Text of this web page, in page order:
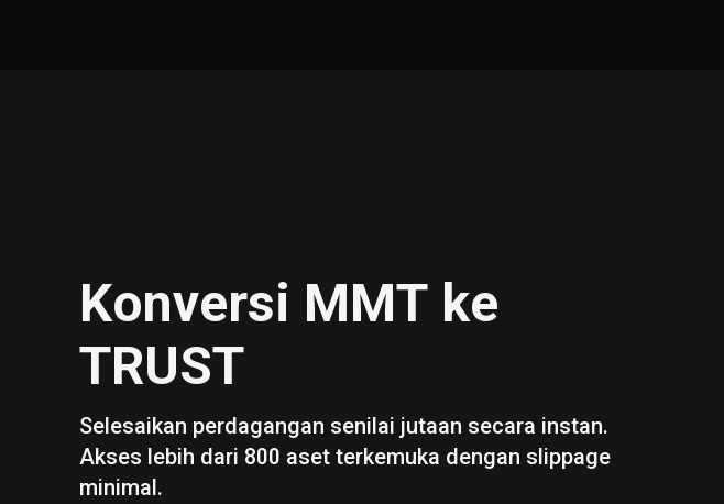
Konversi MMT ke
TRUST
Selesaikan perdagangan senilai jutaan secara instan.
Akses lebih dari 800 aset terkemuka dengan slippage
minimal.